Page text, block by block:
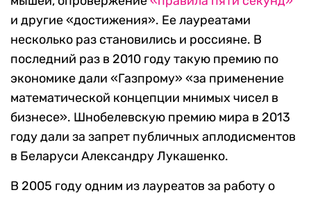
и другие «достижения». Ее лауреатами
несколько раз становились и россияне. В
последний раз в 2010 году такую премию по
экономике дали «Газпрому» «за применение
математической концепции мнимых чисел в
бизнесе». Шнобелевскую премию мира в 2013
году дали за запрет публичных аплодисментов
в Беларуси Александру Лукашенко.
В 2005 году одним из лауреатов за работу о